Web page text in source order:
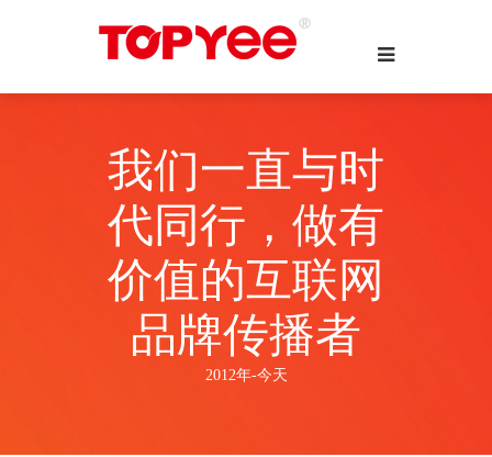
我们一直与时
代同行，做有
价值的互联网
品牌传播者
2012年-今天